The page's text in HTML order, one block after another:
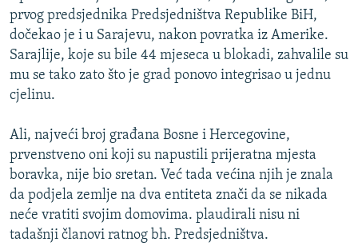
prvog predsjednika Predsjedništva Republike BiH,
dočekao je i u Sarajevu, nakon povratka iz Amerike.
Sarajlije, koje su bile 44 mjeseca u blokadi, zahvalile su
mu se tako zato što je grad ponovo integrisao u jednu
cjelinu.
Ali, najveći broj građana Bosne i Hercegovine,
prvenstveno oni koji su napustili prijeratna mjesta
boravka, nije bio sretan. Već tada većina njih je znala
da podjela zemlje na dva entiteta znači da se nikada
neće vratiti svojim domovima. plaudirali nisu ni
tadašnji članovi ratnog bh. Predsjedništva.